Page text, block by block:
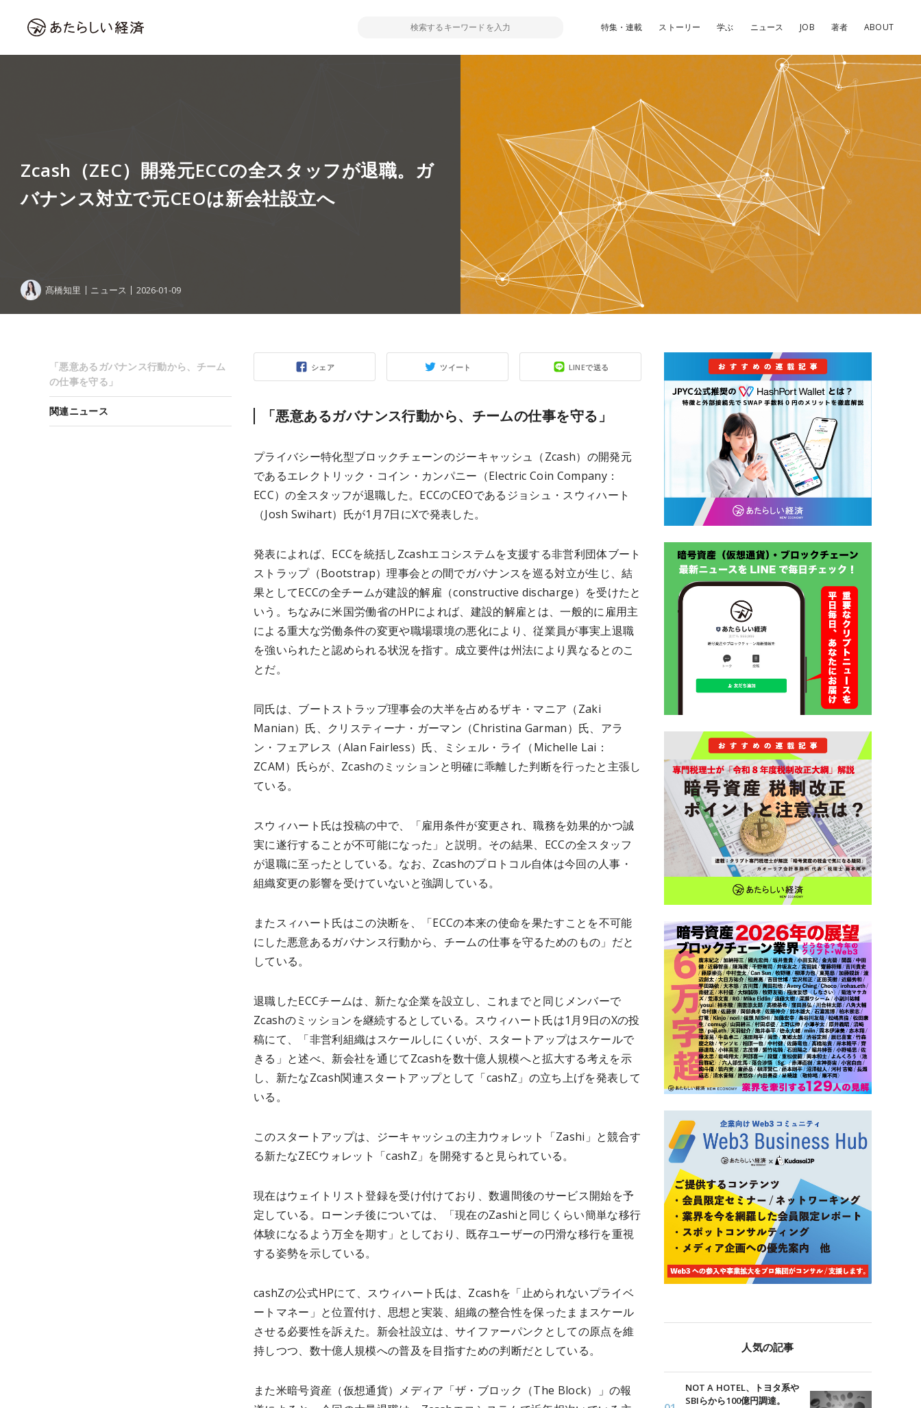
特集・連載 ストーリー 学ぶ ニュース JOB 著者 ABOUT
Zcash（ZEC）開発元ECCの全スタッフが退職。ガ
バナンス対立で元CEOは新会社設立へ
髙橋知里 ニュース 2026-01-09
シェア ツイート LINEで送る
「悪意あるガバナンス行動から、チームの仕事を守る」
プライバシー特化型ブロックチェーンのジーキャッシュ（Zcash）の開発元
であるエレクトリック・コイン・カンパニー（Electric Coin Company：
ECC）の全スタッフが退職した。ECCのCEOであるジョシュ・スウィハート
（Josh Swihart）氏が1月7日にXで発表した。
発表によれば、ECCを統括しZcashエコシステムを支援する非営利団体ブート
ストラップ（Bootstrap）理事会との間でガバナンスを巡る対立が生じ、結
果としてECCの全チームが建設的解雇（constructive discharge）を受けたと
いう。ちなみに米国労働省のHPによれば、建設的解雇とは、一般的に雇用主
による重大な労働条件の変更や職場環境の悪化により、従業員が事実上退職
を強いられたと認められる状況を指す。成立要件は州法により異なるとのこ
とだ。
同氏は、ブートストラップ理事会の大半を占めるザキ・マニア（Zaki
Manian）氏、クリスティーナ・ガーマン（Christina Garman）氏、アラ
ン・フェアレス（Alan Fairless）氏、ミシェル・ライ（Michelle Lai：
ZCAM）氏らが、Zcashのミッションと明確に乖離した判断を行ったと主張し
ている。
スウィハート氏は投稿の中で、「雇用条件が変更され、職務を効果的かつ誠
実に遂行することが不可能になった」と説明。その結果、ECCの全スタッフ
が退職に至ったとしている。なお、Zcashのプロトコル自体は今回の人事・
組織変更の影響を受けていないと強調している。
またスィハート氏はこの決断を、「ECCの本来の使命を果たすことを不可能
にした悪意あるガバナンス行動から、チームの仕事を守るためのもの」だと
している。
退職したECCチームは、新たな企業を設立し、これまでと同じメンバーで
Zcashのミッションを継続するとしている。スウィハート氏は1月9日のXの投
稿にて、「非営利組織はスケールしにくいが、スタートアップはスケールで
きる」と述べ、新会社を通じてZcashを数十億人規模へと拡大する考えを示
し、新たなZcash関連スタートアップとして「cashZ」の立ち上げを発表して
いる。
このスタートアップは、ジーキャッシュの主力ウォレット「Zashi」と競合す
る新たなZECウォレット「cashZ」を開発すると見られている。
現在はウェイトリスト登録を受け付けており、数週間後のサービス開始を予
定している。ローンチ後については、「現在のZashiと同じくらい簡単な移行
体験になるよう万全を期す」としており、既存ユーザーの円滑な移行を重視
する姿勢を示している。
cashZの公式HPにて、スウィハート氏は、Zcashを「止められないプライベ
ートマネー」と位置付け、思想と実装、組織の整合性を保ったままスケール
させる必要性を訴えた。新会社設立は、サイファーパンクとしての原点を維
持しつつ、数十億人規模への普及を目指すための判断だとしている。
また米暗号資産（仮想通貨）メディア「ザ・ブロック（The Block）」の報
「悪意あるガバナンス行動から、チーム
の仕事を守る」
関連ニュース
人気の記事
NOT A HOTEL、トヨタ系や
SBIらから100億円調達。